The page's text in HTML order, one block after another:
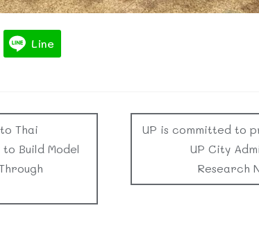
Line
Thai
Build Model
UP is committed to
UP City
Research